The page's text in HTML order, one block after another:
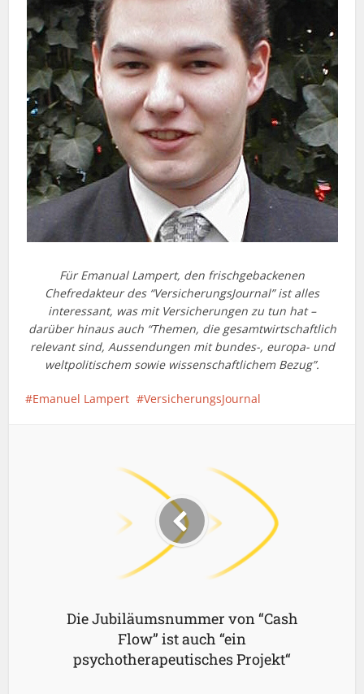
Für Emanual Lampert, den frischgebackenen
Chefredakteur des “VersicherungsJournal” ist alles
interessant, was mit Versicherungen zu tun hat –
darüber hinaus auch “Themen, die gesamtwirtschaftlich
relevant sind, Aussendungen mit bundes-, europa- und
weltpolitischem sowie wissenschaftlichem Bezug”.
Emanuel Lampert VersicherungsJournal
Die Jubiläumsnummer von “Cash
Flow” ist auch “ein
psychotherapeutisches Projekt“